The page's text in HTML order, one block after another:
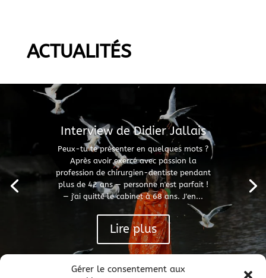
Gérer le consentement aux
ACTUALITÉS
Interview de Didier Jallais
Peux-tu te présenter en quelques mots ?
Après avoir exercé avec passion la
profession de chirurgien-dentiste pendant
plus de 42 ans — personne n'est parfait !
— j'ai quitté le cabinet à 68 ans. J'en...
Lire plus